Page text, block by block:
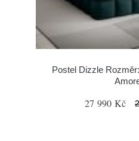
Postel Dizzle
27 990 Kč